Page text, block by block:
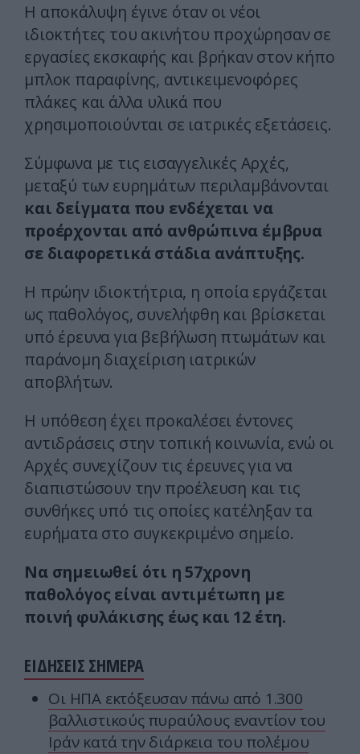
Η αποκάλυψη έγινε όταν οι νέοι
ιδιοκτήτες του ακινήτου προχώρησαν σε
εργασίες εκσκαφής και βρήκαν στον κήπο
μπλοκ παραφίνης, αντικειμενοφόρες
πλάκες και άλλα υλικά που
χρησιμοποιούνται σε ιατρικές εξετάσεις.
Σύμφωνα με τις εισαγγελικές Αρχές,
μεταξύ των ευρημάτων περιλαμβάνονται
και δείγματα που ενδέχεται να
προέρχονται από ανθρώπινα έμβρυα
σε διαφορετικά στάδια ανάπτυξης.
Η πρώην ιδιοκτήτρια, η οποία εργάζεται
ως παθολόγος, συνελήφθη και βρίσκεται
υπό έρευνα για βεβήλωση πτωμάτων και
παράνομη διαχείριση ιατρικών
αποβλήτων.
Η υπόθεση έχει προκαλέσει έντονες
αντιδράσεις στην τοπική κοινωνία, ενώ οι
Αρχές συνεχίζουν τις έρευνες για να
διαπιστώσουν την προέλευση και τις
συνθήκες υπό τις οποίες κατέληξαν τα
ευρήματα στο συγκεκριμένο σημείο.
Να σημειωθεί ότι η 57χρονη
παθολόγος είναι αντιμέτωπη με
ποινή φυλάκισης έως και 12 έτη.
ΕΙΔΗΣΕΙΣ ΣΗΜΕΡΑ
Οι ΗΠΑ εκτόξευσαν πάνω από 1.300
βαλλιστικούς πυραύλους εναντίον του
Ιράν κατά την διάρκεια του πολέμου